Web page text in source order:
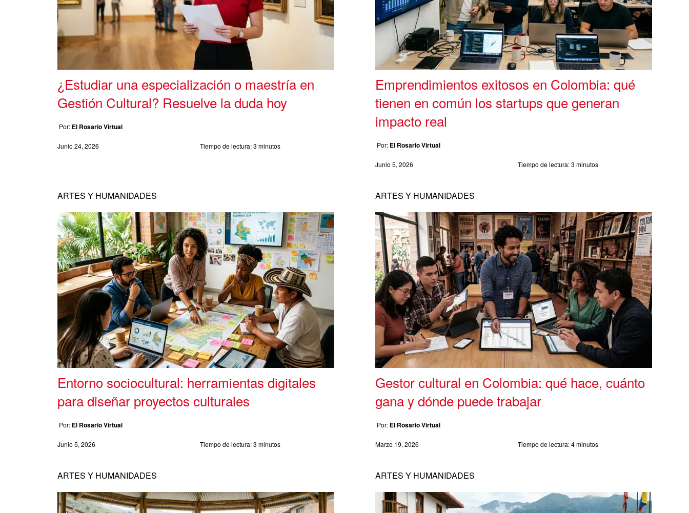
¿Estudiar una especialización o maestría en
Gestión Cultural? Resuelve la duda hoy
Por: El Rosario Virtual
Junio 24, 2026 Tiempo de lectura:3 minutos
Emprendimientos exitosos en Colombia: qué
tienen en común los startups que generan
impacto real
Por: El Rosario Virtual
Junio 5, 2026 Tiempo de lectura:3 minutos
ARTES Y HUMANIDADES
Entorno sociocultural: herramientas digitales
para diseñar proyectos culturales
Por: El Rosario Virtual
Junio 5, 2026 Tiempo de lectura:3 minutos
ARTES Y HUMANIDADES
Gestor cultural en Colombia: qué hace, cuánto
gana y dónde puede trabajar
Por: El Rosario Virtual
Marzo 19, 2026 Tiempo de lectura:4 minutos
ARTES Y HUMANIDADES ARTES Y HUMANIDADES